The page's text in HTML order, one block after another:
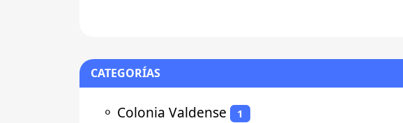
CATEGORÍAS
⚬ Colonia Valdense 1